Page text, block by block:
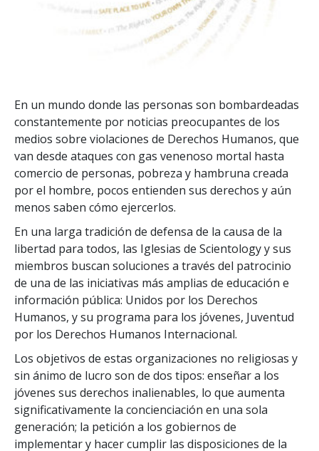
En un mundo donde las personas son bombardeadas
constantemente por noticias preocupantes de los
medios sobre violaciones de Derechos Humanos, que
van desde ataques con gas venenoso mortal hasta
comercio de personas, pobreza y hambruna creada
por el hombre, pocos entienden sus derechos y aún
menos saben cómo ejercerlos.
En una larga tradición de defensa de la causa de la
libertad para todos, las Iglesias de Scientology y sus
miembros buscan soluciones a través del patrocinio
de una de las iniciativas más amplias de educación e
información pública: Unidos por los Derechos
Humanos, y su programa para los jóvenes, Juventud
por los Derechos Humanos Internacional.
Los objetivos de estas organizaciones no religiosas y
sin ánimo de lucro son de dos tipos: enseñar a los
jóvenes sus derechos inalienables, lo que aumenta
significativamente la concienciación en una sola
generación; la petición a los gobiernos de
implementar y hacer cumplir las disposiciones de la